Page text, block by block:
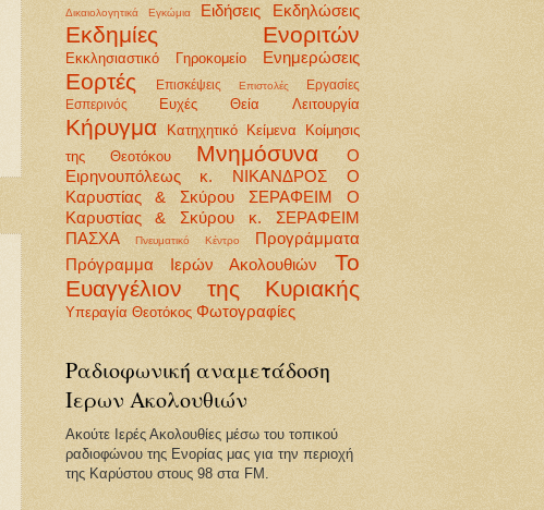
Δικαιολογητικά Εγκώμια Ειδήσεις Εκδηλώσεις
Εκδημίες Ενοριτών
Εκκλησιαστικό Γηροκομείο Ενημερώσεις
Εορτές Επισκέψεις Επιστολές
Εργασίες
Εσπερινός
Ευχές Θεία Λειτουργία
Κήρυγμα Κατηχητικό Κείμενα
Κοίμησις
της Θεοτόκου
Μνημόσυνα
Ο
Ειρηνουπόλεως κ. ΝΙΚΑΝΔΡΟΣ
Ο
Καρυστίας & Σκύρου ΣΕΡΑΦΕΙΜ
Ο
Καρυστίας & Σκύρου κ. ΣΕΡΑΦΕΙΜ
ΠΑΣΧΑ
Πνευματικό Κέντρο
Προγράμματα
Πρόγραμμα Ιερών Ακολουθιών
Το
Ευαγγέλιον της Κυριακής
Υπεραγία Θεοτόκος Φωτογραφίες
Ραδιοφωνική αναμετάδοση
Ιερων Ακολουθιών
Ακούτε Ιερές Ακολουθίες μέσω του τοπικού
ραδιοφώνου της Ενορίας μας για την περιοχή
της Καρύστου στους 98 στα FM.